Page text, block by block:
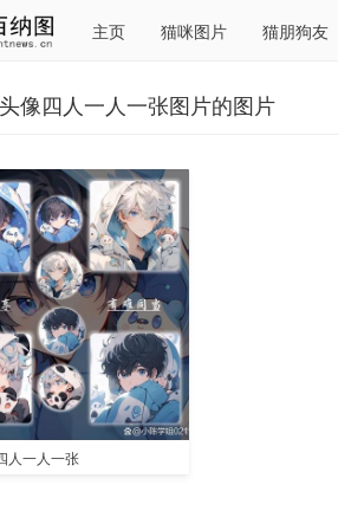
主页 猫咪图片 猫朋狗友
像四人一人一张图片的图片
人一人一张